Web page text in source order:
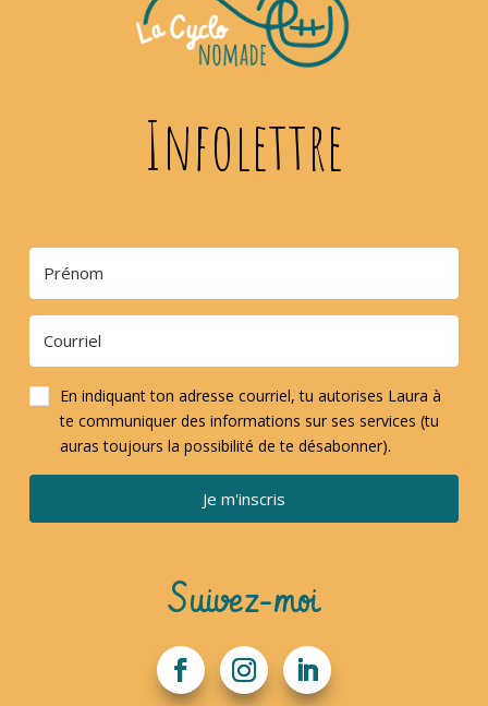
Infolettre
En indiquant ton adresse courriel, tu autorises Laura à
te communiquer des informations sur ses services (tu
auras toujours la possibilité de te désabonner).
Je m'inscris
Suivez-moi